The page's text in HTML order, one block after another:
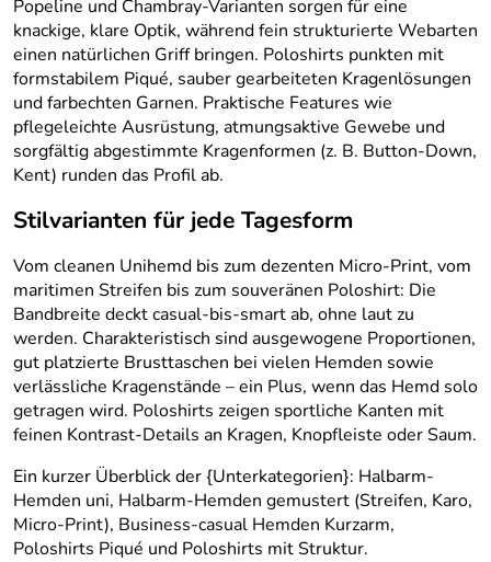
Popeline und Chambray-Varianten sorgen für eine
knackige, klare Optik, während fein strukturierte Webarten
einen natürlichen Griff bringen. Poloshirts punkten mit
formstabilem Piqué, sauber gearbeiteten Kragenlösungen
und farbechten Garnen. Praktische Features wie
pflegeleichte Ausrüstung, atmungsaktive Gewebe und
sorgfältig abgestimmte Kragenformen (z. B. Button-Down,
Kent) runden das Profil ab.
Stilvarianten für jede Tagesform
Vom cleanen Unihemd bis zum dezenten Micro-Print, vom
maritimen Streifen bis zum souveränen Poloshirt: Die
Bandbreite deckt casual-bis-smart ab, ohne laut zu
werden. Charakteristisch sind ausgewogene Proportionen,
gut platzierte Brusttaschen bei vielen Hemden sowie
verlässliche Kragenstände – ein Plus, wenn das Hemd solo
getragen wird. Poloshirts zeigen sportliche Kanten mit
feinen Kontrast-Details an Kragen, Knopfleiste oder Saum.
Ein kurzer Überblick der {Unterkategorien}: Halbarm-
Hemden uni, Halbarm-Hemden gemustert (Streifen, Karo,
Micro-Print), Business-casual Hemden Kurzarm,
Poloshirts Piqué und Poloshirts mit Struktur.